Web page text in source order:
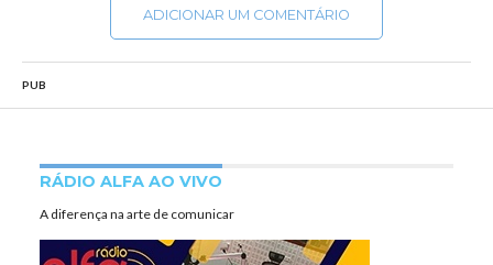
ADICIONAR UM COMENTÁRIO
PUB
RÁDIO ALFA AO VIVO
A diferença na arte de comunicar